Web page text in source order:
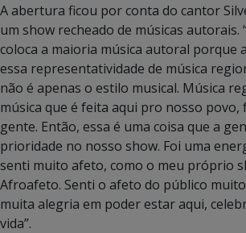
A abertura ficou por conta do cantor
um show recheado de músicas autorais.
coloca a maioria música autoral porque
essa representatividade de música
não é apenas o estilo musical. Música
música que é feita aqui pro nosso povo,
gente. Então, essa é uma coisa que a
prioridade no nosso show. Foi uma
senti muito afeto, como o meu próprio
Afroafeto. Senti o afeto do público
muita alegria em poder estar aqui,
vida”.